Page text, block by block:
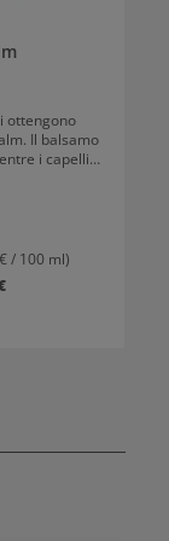
ottengono
Il balsamo
i capelli
a 72 ore.
Carnauba. Il
naturale e il
/ 100 ml)